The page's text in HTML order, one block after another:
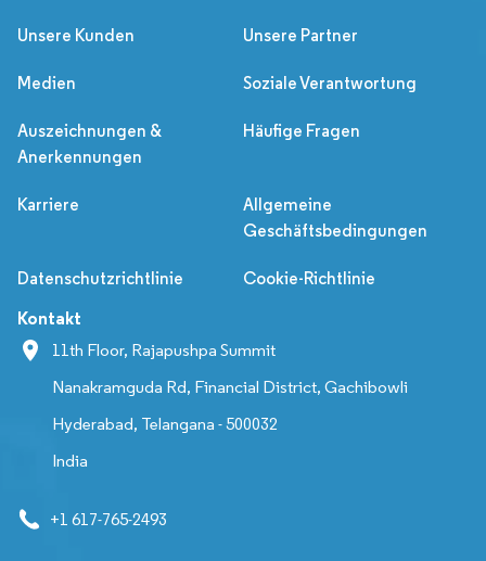
Unsere Kunden Unsere Partner
Medien Soziale Verantwortung
Auszeichnungen &
Anerkennungen
Häufige Fragen
Karriere
Allgemeine
Geschäftsbedingungen
Datenschutzrichtlinie Cookie-Richtlinie
Kontakt
11th Floor, Rajapushpa Summit
Nanakramguda Rd, Financial District, Gachibowli
Hyderabad, Telangana - 500032
India
+1 617-765-2493